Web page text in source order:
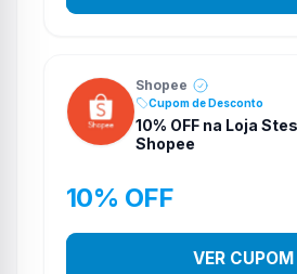
Shopee
Cupom de Desconto
10% OFF na Loja
Shopee
10% OFF
VER CUPOM